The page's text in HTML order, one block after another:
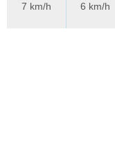
7 km/h
6 km/h